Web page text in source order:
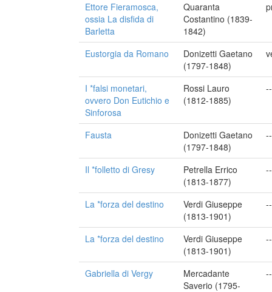
Ettore Fieramosca,
ossia La disfida di
Barletta
Quaranta
Costantino (1839-
1842)
Eustorgia da Romano
Donizetti Gaetano
(1797-1848)
I *falsi monetari,
ovvero Don Eutichio e
Sinforosa
Rossi Lauro
(1812-1885)
--
Fausta
Donizetti Gaetano
(1797-1848)
--
Il *folletto di Gresy
Petrella Errico
(1813-1877)
--
La *forza del destino
Verdi Giuseppe
(1813-1901)
--
La *forza del destino
Verdi Giuseppe
(1813-1901)
--
Gabriella di Vergy
Mercadante
Saverio (1795-
--